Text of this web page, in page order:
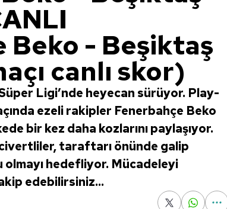
Beko - Beşiktaş
canlı skor)
Ligi’nde heyecan sürüyor. Play-
ezeli rakipler Fenerbahçe Beko
bir kez daha kozlarını paylaşıyor.
taraftarı önünde galip
hedefliyor. Mücadeleyi
edebilirsiniz...